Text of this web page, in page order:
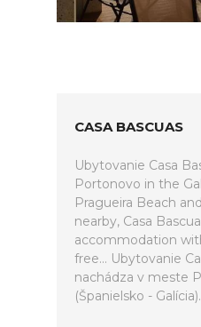
CASA BASCUAS
Ubytovanie Casa
Portonovo in the
Pragueira Beach
nearby, Casa
accommodation
free... Ubytovanie
nachádza v meste
(Španielsko - Galícia).